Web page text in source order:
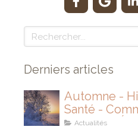
Rechercher
Derniers articles
Automne -
Santé - Comment entretenir son
IMMUNITÉ
Actualités